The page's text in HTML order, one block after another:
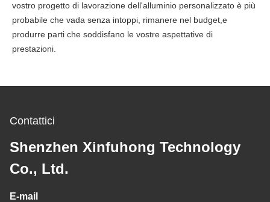
vostro progetto di lavorazione dell'alluminio personalizzato è più
probabile che vada senza intoppi, rimanere nel budget,e
produrre parti che soddisfano le vostre aspettative di
prestazioni.
Contattici
Shenzhen Xinfuhong Technology
Co., Ltd.
E-mail